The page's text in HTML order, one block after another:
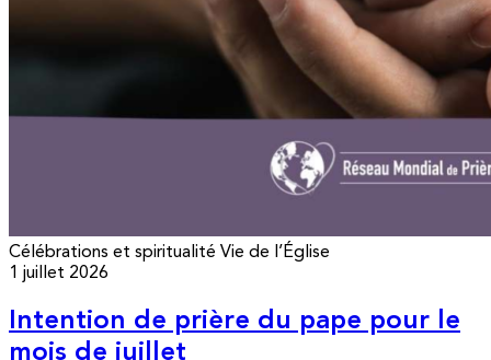
Célébrations et spiritualité Vie de l’Église
1 juillet 2026
Intention de prière du pape pour le
mois de juillet